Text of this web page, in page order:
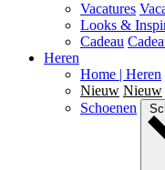
Vacatures
Looks &
Cadeau
Heren
Home | Heren
Nieuw Nieuw
Schoenen